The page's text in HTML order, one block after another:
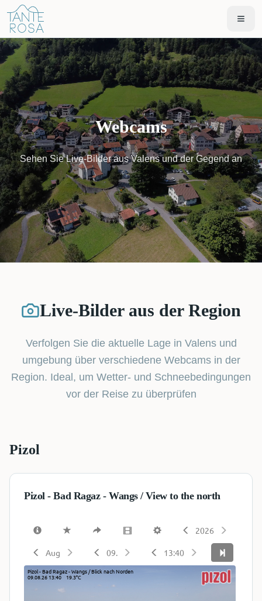
Webcams
Sehen Sie Live-Bilder aus Valens und der Gegend an
Live-Bilder aus der Region
Verfolgen Sie die aktuelle Lage in Valens und
umgebung über verschiedene Webcams in der
Region. Ideal, um Wetter- und Schneebedingungen
vor der Reise zu überprüfen
Pizol
Pizol - Bad Ragaz - Wangs / View to the north